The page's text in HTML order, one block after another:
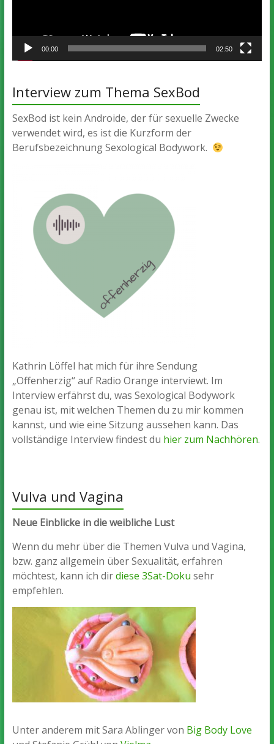
00:00 02:50
Interview zum Thema SexBod
SexBod ist kein Androide, der für sexuelle Zwecke
verwendet wird, es ist die Kurzform der
Berufsbezeichnung Sexological Bodywork.
Kathrin Löffel hat mich für ihre Sendung
„Offenherzig“ auf Radio Orange interviewt. Im
Interview erfährst du, was Sexological Bodywork
genau ist, mit welchen Themen du zu mir kommen
kannst, und wie eine Sitzung aussehen kann. Das
vollständige Interview findest du hier zum Nachhören.
Vulva und Vagina
Neue Einblicke in die weibliche Lust
Wenn du mehr über die Themen Vulva und Vagina,
bzw. ganz allgemein über Sexualität, erfahren
möchtest, kann ich dirdiese 3Sat-Doku sehr
empfehlen.
Unter anderem mit Sara Ablinger von Big Body Love